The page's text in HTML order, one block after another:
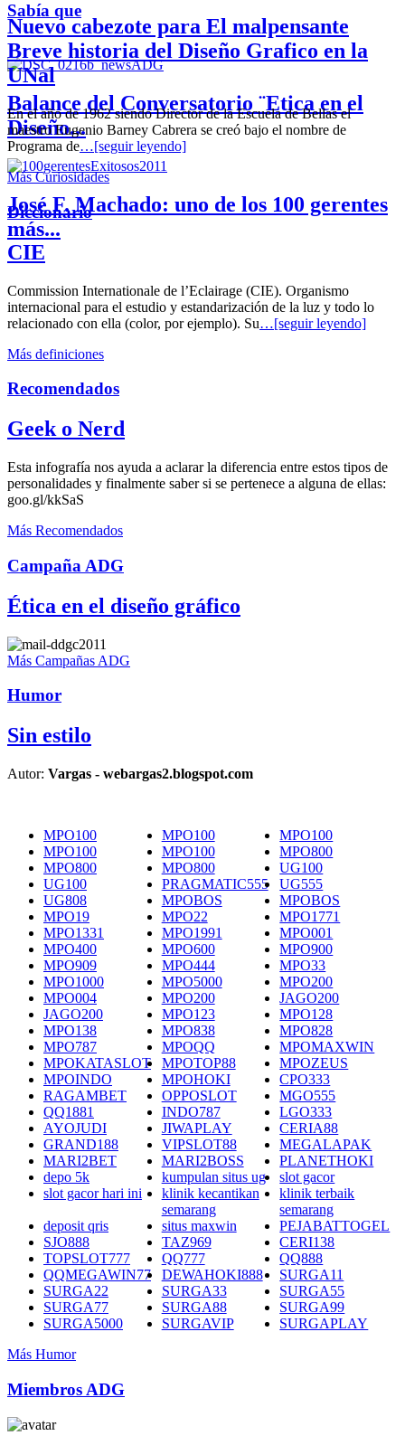
Nuevo cabezote para El malpensante
Balance del Conversatorio ¨Etica en el
Diseño...
José F. Machado: uno de los 100 gerentes
más...
Sabía que
Breve historia del Diseño Grafico en la
UNal
En el año de 1962 siendo Director de la Escuela de Bellas el
maestro Eugenio Barney Cabrera se creó bajo el nombre de
Programa de…[seguir leyendo]
Más Curiosidades
Diccionario
CIE
Commission Internationale de l’Eclairage (CIE). Organismo
internacional para el estudio y estandarización de la luz y todo lo
relacionado con ella (color, por ejemplo). Su…[seguir leyendo]
Más definiciones
Recomendados
Geek o Nerd
Esta infografía nos ayuda a aclarar la diferencia entre estos tipos de
personalidades y finalmente saber si se pertenece a alguna de ellas:
goo.gl/kkSaS
Más Recomendados
Campaña ADG
Ética en el diseño gráfico
Más Campañas ADG
Humor
Sin estilo
Autor: Vargas - webargas2.blogspot.com
MPO100 MPO100
MPO100
MPO100
MPO100
MPO800
MPO800
MPO800
UG100
UG100
PRAGMATIC555
UG555
UG808
MPOBOS
MPOBOS
MPO19
MPO22
MPO1771
MPO1331
MPO1991
MPO001
MPO400
MPO600
MPO900
MPO909
MPO444
MPO33
MPO1000
MPO5000
MPO200
MPO004
MPO200
JAGO200
JAGO200
MPO123
MPO128
MPO138
MPO838
MPO828
MPO787
MPOQQ
MPOMAXWIN
MPOKATASLOT
MPOTOP88
MPOZEUS
MPOINDO
MPOHOKI
CPO333
RAGAMBET
OPPOSLOT
MGO555
QQ1881
INDO787
LGO333
AYOJUDI
JIWAPLAY
CERIA88
GRAND188
VIPSLOT88
MEGALAPAK
MARI2BET
MARI2BOSS
PLANETHOKI
depo 5k
kumpulan situs ug
slot gacor
slot gacor hari ini
klinik kecantikan
semarang
klinik terbaik
semarang
deposit qris
situs maxwin
PEJABATTOGEL
SJO888
TAZ969
CERI138
TOPSLOT777
QQ777
QQ888
QQMEGAWIN77
DEWAHOKI888
SURGA11
SURGA22
SURGA33
SURGA55
SURGA77
SURGA88
SURGA99
SURGA5000
SURGAVIP
SURGAPLAY
Más Humor
Miembros ADG